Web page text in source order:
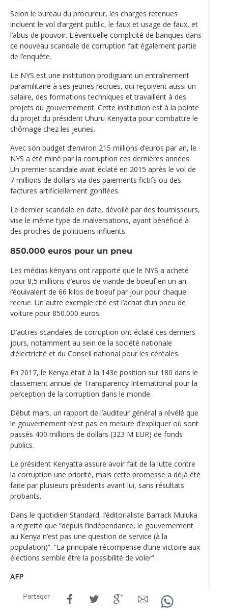
Selon le bureau du procureur, les charges retenues
incluent le vol d’argent public, le faux et usage de faux, et
l’abus de pouvoir. L‘éventuelle complicité de banques dans
ce nouveau scandale de corruption fait également partie
de l’enquête.
Le NYS est une institution prodiguant un entraînement
paramilitaire à ses jeunes recrues, qui reçoivent aussi un
salaire, des formations techniques et travaillent à des
projets du gouvernement. Cette institution est à la pointe
du projet du président Uhuru Kenyatta pour combattre le
chômage chez les jeunes.
Avec son budget d’environ 215 millions d’euros par an, le
NYS a été miné par la corruption ces dernières années.
Un premier scandale avait éclaté en 2015 après le vol de
7 millions de dollars via des paiements fictifs ou des
factures artificiellement gonflées.
Le dernier scandale en date, dévoilé par des fournisseurs,
vise le même type de malversations, ayant bénéficié à
des proches de politiciens influents.
850.000 euros pour un pneu
Les médias kényans ont rapporté que le NYS a acheté
pour 8,5 millions d’euros de viande de boeuf en un an,
l‘équivalent de 66 kilos de boeuf par jour pour chaque
recrue. Un autre exemple cité est l’achat d’un pneu de
voiture pour 850.000 euros.
D’autres scandales de corruption ont éclaté ces derniers
jours, notamment au sein de la société nationale
d‘électricité et du Conseil national pour les céréales.
En 2017, le Kenya était à la 143e position sur 180 dans le
classement annuel de Transparency International pour la
perception de la corruption dans le monde.
Début mars, un rapport de l’auditeur général a révélé que
le gouvernement n’est pas en mesure d’expliquer où sont
passés 400 millions de dollars (323 M EUR) de fonds
publics.
Le président Kenyatta assure avoir fait de la lutte contre
la corruption une priorité, mais cette promesse a déjà été
faite par plusieurs présidents avant lui, sans résultats
probants.
Dans le quotidien Standard, l‘éditorialiste Barrack Muluka
a regretté que “depuis l’indépendance, le gouvernement
au Kenya n’est pas une question de service (à la
population)”. “La principale récompense d’une victoire aux
élections semble être la possibilité de voler”.
AFP
Partager